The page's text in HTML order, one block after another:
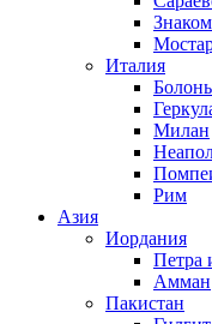
Италия
Милан
Рим
Азия
Иордания
Петра
Амман
Пакистан